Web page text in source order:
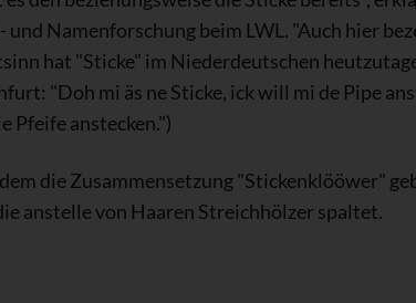
Namenforschung beim LWL. "Auch hier
hat "Sticke" im Niederdeutschen
"Doh mi äs ne Sticke, ick will mi de Pipe
Pfeife anstecken.")
die Zusammensetzung "Stickenklööwer"
anstelle von Haaren Streichhölzer spaltet.